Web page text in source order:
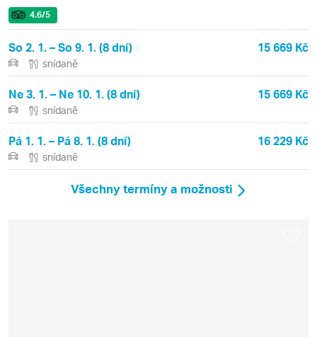
4.6/5
So 2. 1. – So 9. 1. (8 dní) 15 669 Kč
snídaně
Ne 3. 1. – Ne 10. 1. (8 dní) 15 669 Kč
snídaně
Pá 1. 1. – Pá 8. 1. (8 dní) 16 229 Kč
snídaně
Všechny termíny a možnosti